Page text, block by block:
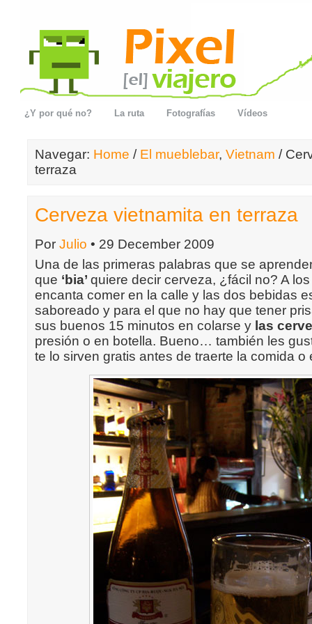
¿Y por qué no? La ruta Fotografías Vídeos
Navegar: Home / El mueblebar, Vietnam /
terraza
Cerveza vietnamita en terraza
Por Julio • 29 December 2009
Una de las primeras palabras que se
que ‘bia’ quiere decir cerveza, ¿fácil no? A
encanta comer en la calle y las dos bebidas
saboreado y para el que no hay que tener
sus buenos 15 minutos en colarse y las
presión o en botella. Bueno… también les
te lo sirven gratis antes de traerte la comida o